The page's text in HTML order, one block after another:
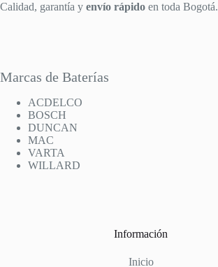
Calidad, garantía y envío rápido en toda Bogotá.
Marcas de Baterías
ACDELCO
BOSCH
DUNCAN
MAC
VARTA
WILLARD
Información
Inicio